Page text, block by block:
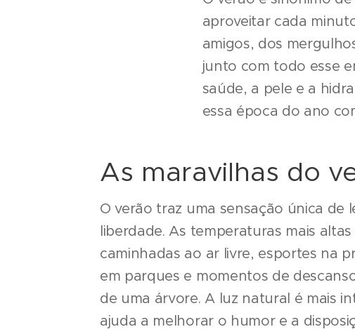
aproveitar cada
amigos, dos
junto com todo esse
saúde, a pele e a
essa época do ano
As maravilhas do
O verão traz uma sensação única de
liberdade. As temperaturas mais
caminhadas ao ar livre, esportes na
em parques e momentos de
de uma árvore. A luz natural é mais
ajuda a melhorar o humor e a